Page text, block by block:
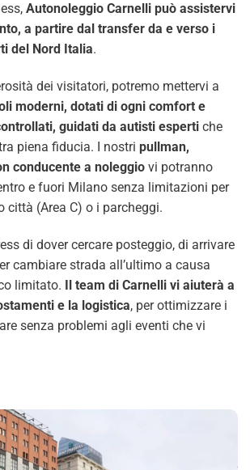
Autonoleggio Carnelli può assistervi
a partire dal transfer da e verso i
del Nord Italia.
dei visitatori, potremo mettervi a
moderni, dotati di ogni comfort e
guidati da autisti esperti che
piena fiducia. I nostri pullman,
conducente a noleggio vi potranno
e fuori Milano senza limitazioni per
città (Area C) o i parcheggi.
di dover cercare posteggio, di arrivare
cambiare strada all’ultimo a causa
limitato. Il team di Carnelli vi aiuterà a
e la logistica, per ottimizzare i
senza problemi agli eventi che vi